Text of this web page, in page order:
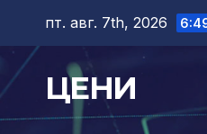
content
пт. авг. 7th, 2026
ЦЕНИ